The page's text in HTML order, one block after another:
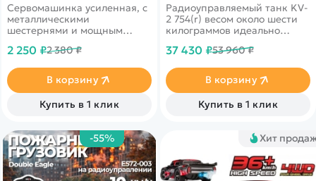
Сервомашинка усиленная, с
металлическими
шестернями и мощным
для машин Remo Hobby 10 и
2 250 ₽2 380 ₽
В корзину
Купить в 1 клик
Радиоуправляемый танк KV-
2 754(r) весом около шести
килограммов идеально
требовательных модельеров.
внимание было уделено
деталям, чтобы максимально
приблизить внешний вид
модели к оригиналу.
мельчайших подробностей,
он впечатляет ручной
37 430 ₽53 960 ₽
В корзину
Купить в 1 клик
-55% Хит